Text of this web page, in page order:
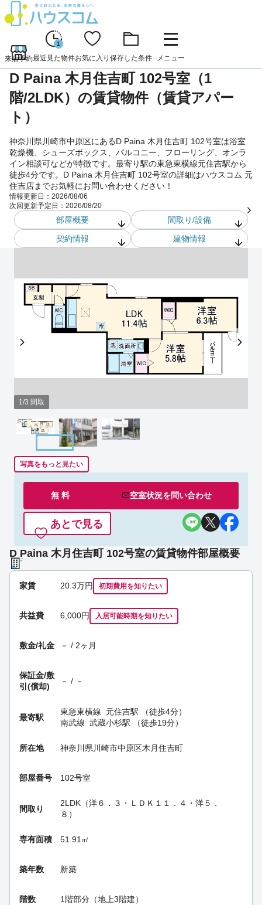
来店予約
1
最近見た物件お気に入り 保存した条件 メニュー
D Paina 木月住吉町 102号室（1
階/2LDK）の賃貸物件（賃貸アパー
ト）
神奈川県川崎市中原区にあるD Paina 木月住吉町 102号室は浴室
乾燥機、シューズボックス、バルコニー、フローリング、オンラ
イン相談可などが特徴です。最寄り駅の東急東横線元住吉駅から
徒歩4分です。D Paina 木月住吉町 102号室の詳細はハウスコム 元
住吉店までお気軽にお問い合わせください！
情報更新日： 2026/08/06
次回更新予定日： 2026/08/20
部屋概要
間取り/設備
契約情報
建物情報
1/3 間取
写真をもっと見たい
無 料 空室状況を問い合わせ
あとで見る
D Paina 木月住吉町 102号室の賃貸物件部屋概要
家賃 20.3万円 初期費用を知りたい
共益費 6,000円 入居可能時期を知りたい
敷金/礼金 － / 2ヶ月
保証金/敷
引(償却)
－ / －
最寄駅
東急東横線 元住吉駅 （徒歩4分）
南武線 武蔵小杉駅 （徒歩19分）
所在地 神奈川県川崎市中原区木月住吉町
部屋番号 102号室
間取り
2LDK（洋６．３・ＬＤＫ１１．４・洋５．
８）
専有面積 51.91㎡
築年数 新築
階数 1階部分（地上3階建）